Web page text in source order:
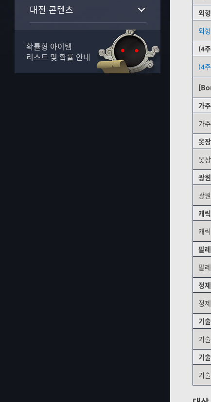
대전 콘텐츠
생활 콘텐츠
확률형 아이템
리스트 및 확률 안내
외
외
(4
(4
가
가
옷
옷
광
광
캐
캐
팔
팔
정
정
기
기
기
기